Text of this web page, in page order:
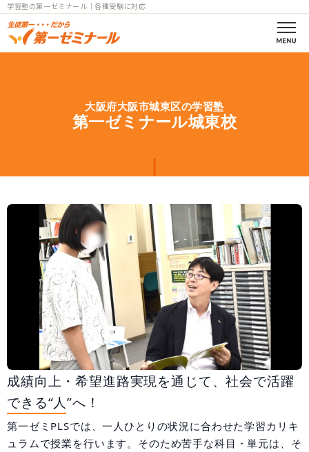
学習塾の第一ゼミナール｜各種受験に対応
高校部一覧
個別指導
小中高
教室一覧
大阪府 兵庫県 和歌山県 広島県
合格実績
受験情報
初めての塾選び
大阪府大阪市城東区の学習塾
第一ゼミナール城東校
成績向上・希望進路実現を通じて、社会で活躍
できる“人”へ！
第一ゼミPLSでは、一人ひとりの状況に合わせた学習カリキ
ュラムで授業を行います。そのため苦手な科目・単元は、そ